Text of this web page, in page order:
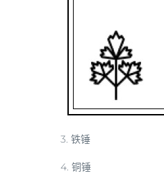
3. 铁锤
4. 铜锤